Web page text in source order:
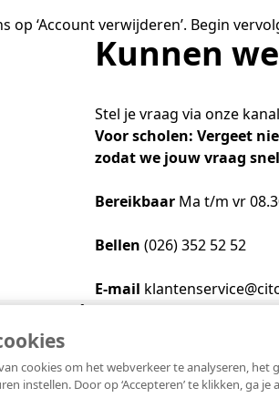
cookies om het webverkeer te analyseren,
instellen. Door op ‘Accepteren’ te klikken, ga
Snel naar
Bestellen
Ontmoet de Pure Pubers
Samen bouwen voor het vo
Nieuwsbrief Kijk- en
Sociaal-emotionele
Snel naar
Reken- en taalontwikkeling
Op de hoogte blijven
Snel naar
Training Beoordelen
Training Toetsdeskundige
Training & advies ho
Aanmelden nieuwsbrief
Snel naar
Onze opdrachtgevers
Basisexamen
Alfabetisering
Alfa-toetsen
Vakmanschap
Vakmanschap
NLQF
Zorg & welzijn
Willem-Jan
Kim
Saila
Peter van den
De
op ‘Account verwijderen’. Begin
Kunnen
Stel je vraag via onze
Voor scholen: Vergeet
zodat we jouw vraag
Bereikbaar Ma t/m vr
Bellen (026) 352 52 52
E-mail
Over Cito